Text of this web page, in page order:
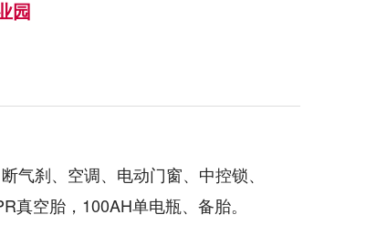
园
气刹、空调、电动门窗、中控锁、
真空胎，100AH单电瓶、备胎。